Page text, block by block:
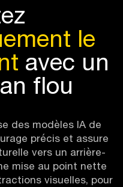
le
avec un
flou
des modèles IA de
précis et assure
vers un arrière-
mise au point nette
visuelles, pour